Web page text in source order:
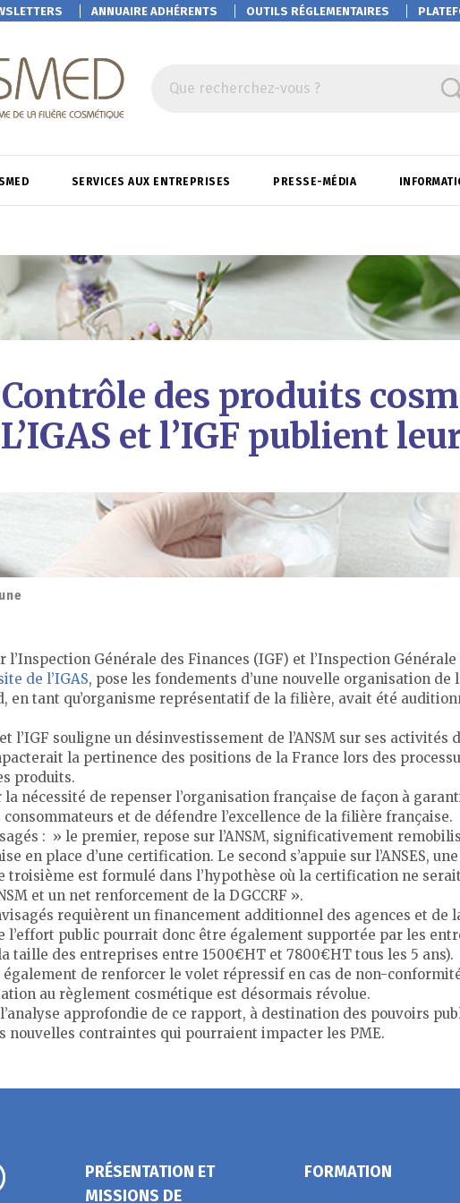
ANNUAIRE ADHÉRENTS OUTILS RÉGLEMENTAIRES
Que recherchez-vous ?
SERVICES AUX ENTREPRISES PRESSE-MÉDIA
Contrôle des produits
L’IGAS et l’IGF publient
Générale des Finances (IGF) et l’Inspection
de l’IGAS, pose les fondements d’une nouvelle organisation
en tant qu’organisme représentatif de la filière, avait été
l’IGF souligne un désinvestissement de l’ANSM sur ses
la pertinence des positions de la France lors des
produits.
nécessité de repenser l’organisation française de façon à
et de défendre l’excellence de la filière française.
: » le premier, repose sur l’ANSM, significativement
en place d’une certification. Le second s’appuie sur l’ANSES,
troisième est formulé dans l’hypothèse où la certification ne
et un net renforcement de la DGCCRF ».
requièrent un financement additionnel des agences et de
l’effort public pourrait donc être également supportée par les
taille des entreprises entre 1500€HT et 7800€HT tous les 5 ans).
de renforcer le volet répressif en cas de non-
au règlement cosmétique est désormais révolue.
approfondie de ce rapport, à destination des pouvoirs
nouvelles contraintes qui pourraient impacter les PME.
PRÉSENTATION ET
MISSIONS DE
FORMATION